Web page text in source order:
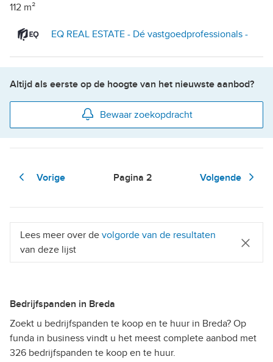
112 m²
EQ REAL ESTATE - Dé vastgoedprofessionals -
Altijd als eerste op de hoogte van het nieuwste aanbod?
Bewaar zoekopdracht
Vorige Pagina 2 Volgende
Lees meer over de volgorde van de resultaten
van deze lijst
Bedrijfspanden in Breda
Zoekt u bedrijfspanden te koop en te huur in Breda? Op
funda in business vindt u het meest complete aanbod met
326 bedrijfspanden te koop en te huur.